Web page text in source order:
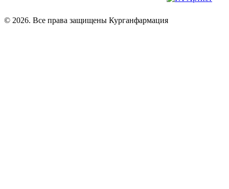
© 2026. Все права защищены Курганфармация